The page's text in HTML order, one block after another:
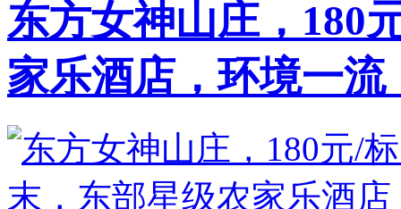
东方女神山庄，180
家乐酒店，环境一流